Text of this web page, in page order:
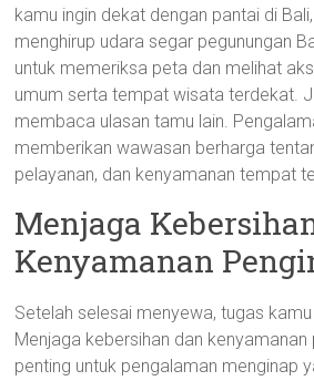
kamu ingin dekat dengan pantai di
menghirup udara segar pegunungan
untuk memeriksa peta dan melihat
umum serta tempat wisata terdekat.
membaca ulasan tamu lain.
memberikan wawasan berharga
pelayanan, dan kenyamanan tempat
Menjaga
Kenyamanan
Setelah selesai menyewa, tugas
Menjaga kebersihan dan
penting untuk pengalaman menginap